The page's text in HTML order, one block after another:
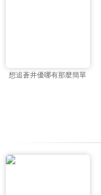
想追蒼井優哪有那麼簡單